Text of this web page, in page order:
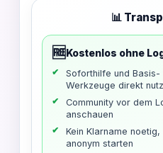
📊
🆓 Kostenlos ohne
Soforthilfe und Basis-
Werkzeuge direkt
Community vor dem
anschauen
Kein Klarname noetig,
anonym starten